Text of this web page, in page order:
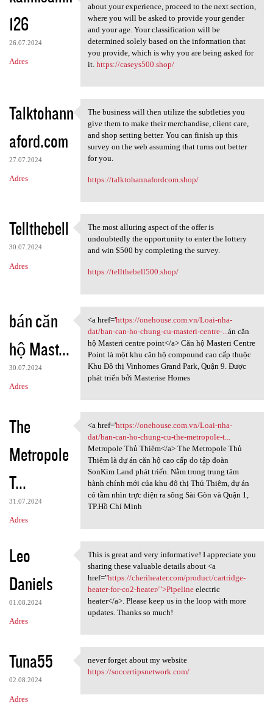
126
26.07.2024
Adres
When you have finished
about your experience, proceed to the next section,
where you will be asked to provide your gender
and your age. Your classification will be
determined solely based on the information that
you provide, which is why you are being asked for
it. https://caseys500.shop/
Talktohann
aford.com
27.07.2024
Adres
The business will then
The business will then utilize the subtleties you
give them to make their merchandise, client care,
and shop setting better. You can finish up this
survey on the web assuming that turns out better
for you.
https://talktohannafordcom.shop/
Tellthebell
30.07.2024
Adres
The most alluring aspect of
The most alluring aspect of the offer is
undoubtedly the opportunity to enter the lottery
and win $500 by completing the survey.
https://tellthebell500.shop/
bán căn
hộ Mast...
30.07.2024
Adres
<a href='https://onehouse.com
<a href='https://onehouse.com.vn/Loai-nha-
dat/ban-can-ho-chung-cu-masteri-centre-... án căn
hộ Masteri centre point</a> Căn hộ Masteri Centre
Point là một khu căn hộ compound cao cấp thuộc
Khu Đô thị Vinhomes Grand Park, Quận 9. Được
phát triển bởi Masterise Homes
The
Metropole
T...
31.07.2024
Adres
<a href='https://onehouse.com
<a href='https://onehouse.com.vn/Loai-nha-
dat/ban-can-ho-chung-cu-the-metropole-t...
Metropole Thủ Thiêm</a> The Metropole Thủ
Thiêm là dự án căn hộ cao cấp do tập đoàn
SonKim Land phát triển. Nằm trong trung tâm
hành chính mới của khu đô thị Thủ Thiêm, dự án
có tầm nhìn trực diện ra sông Sài Gòn và Quận 1,
TP.Hồ Chí Minh
Leo
Daniels
01.08.2024
Adres
This is great and very
This is great and very informative! I appreciate you
sharing these valuable details about <a
href="https://cheriheater.com/product/cartridge-
heater-for-co2-heater/">Pipelineelectric
heater</a>. Please keep us in the loop with more
updates. Thanks so much!
Tuna55
02.08.2024
Adres
never forget about my website
never forget about my website
https://soccertipsnetwork.com/